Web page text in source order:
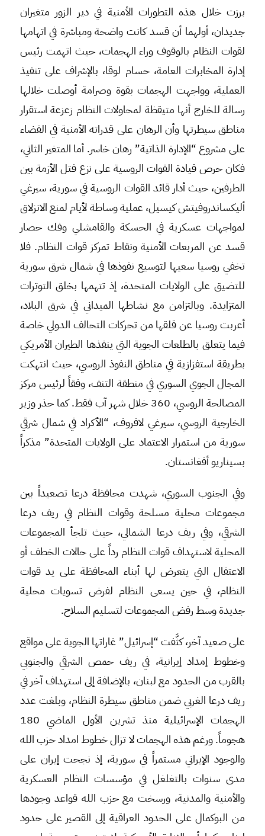
برزت خلال هذه التطورات الأمنية في دير الزور متغيران
جديدان، أولهما أن قسد كانت واضحة ومباشرة في اتهامها
لقوات النظام بالوقوف وراء الهجمات، حيث اتهمت رئيس
إدارة المخابرات العامة، حسام لوقا، بالإشراف على تنفيذ
العملية، وواجهت الهجمات بقوة وصرامة أوصلت خلالها
رسالة للخارج أنها متيقظة لمحاولات النظام زعزعة استقرار
مناطق سيطرتها وأن الرهان على قدراته الأمنية في القضاء
على مشروع “الإدارة الذاتية” رهان خاسر. أما المتغير الثاني،
فكان حرص قيادة القوات الروسية على نزع فتل الأزمة بين
الطرفين، حيث أدار قائد القوات الروسية في سورية، سيرغي
أليكساندروفيتش كيسيل، عملية وساطة لأيام لمنع الانزلاق
لمواجهات عسكرية في الحسكة والقامشلي وفك حصار
قسد عن المربعات الأمنية ونقاط تمركز قوات النظام. فلا
تخفي روسيا سعيها لتوسيع نفوذها في شمال شرق سورية
للتضيق على الولايات المتحدة، إذ تتهمها بخلق التوترات
المتزايدة. وبالتزامن مع نشاطها الميداني في شرق البلاد،
أعربت روسيا عن قلقها من تحركات التحالف الدولي خاصة
فيما يتعلق بالطلعات الجوية التي ينفذها الطيران الأمريكي
بطريقة استفزازية في مناطق النفوذ الروسي، حيث انتهكت
المجال الجوي السوري في منطقة التنف، وفقاً لرئيس مركز
المصالحة الروسي، 360 خلال شهر آب فقط. كما حذر وزير
الخارجية الروسي، سيرغي لافروف، “الأكراد في شمال شرقي
سورية من استمرار الاعتماد على الولايات المتحدة” مذكراً
بسيناريو أفغانستان.
وفي الجنوب السوري، شهدت محافظة درعا تصعيداً بين
مجموعات محلية مسلحة وقوات النظام في ريف درعا
الشرقي، وفي ريف درعا الشمالي، حيث تلجأ المجموعات
المحلية لاستهداف قوات النظام رداً على حالات الخطف أو
الاعتقال التي يتعرض لها أبناء المحافظة على يد قوات
النظام، في حين يسعى النظام لفرض تسويات محلية
جديدة وسط رفض المجموعات لتسليم السلاح.
على صعيد آخر، كثَّفت “إسرائيل” غاراتها الجوية على مواقع
وخطوط إمداد إيرانية، في ريف حمص الشرقي والجنوبي
بالقرب من الحدود مع لبنان، بالإضافة إلى استهداف آخر في
ريف درعا الغربي ضمن مناطق سيطرة النظام، وبلغت عدد
الهجمات الإسرائيلية منذ تشرين الأول الماضي 180
هجوماً. ورغم هذه الهجمات لا تزال خطوط امداد حزب الله
والوجود الإيراني مستمراً في سورية، إذ نجحت إيران على
مدى سنوات بالتغلغل في مؤسسات النظام العسكرية
والأمنية والمدنية، ورسخت مع حزب الله قواعد وجودها
من البوكمال على الحدود العراقية إلى القصير على حدود